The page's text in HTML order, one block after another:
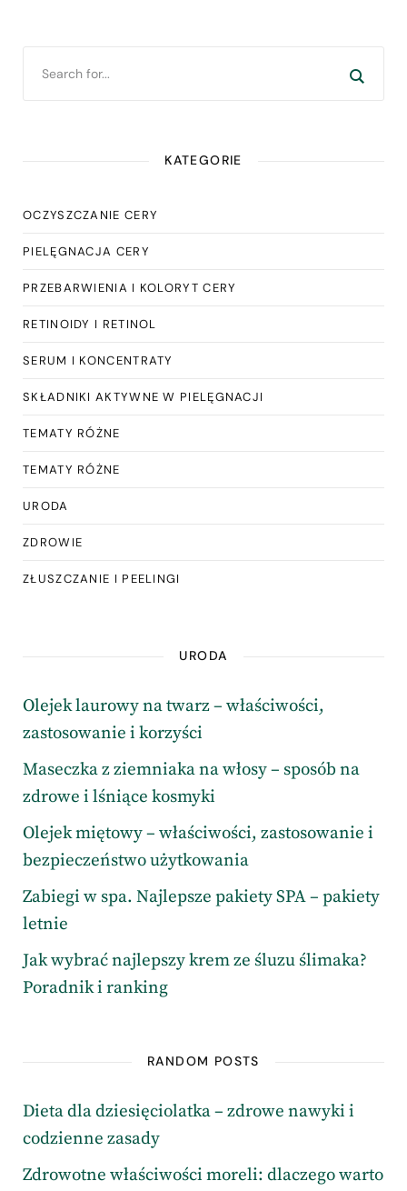
KATEGORIE
OCZYSZCZANIE CERY
PIELĘGNACJA CERY
PRZEBARWIENIA I KOLORYT CERY
RETINOIDY I RETINOL
SERUM I KONCENTRATY
SKŁADNIKI AKTYWNE W PIELĘGNACJI
TEMATY RÓŻNE
TEMATY RÓŻNE
URODA
ZDROWIE
ZŁUSZCZANIE I PEELINGI
URODA
Olejek laurowy na twarz – właściwości,
zastosowanie i korzyści
Maseczka z ziemniaka na włosy – sposób na
zdrowe i lśniące kosmyki
Olejek miętowy – właściwości, zastosowanie i
bezpieczeństwo użytkowania
Zabiegi w spa. Najlepsze pakiety SPA – pakiety
letnie
Jak wybrać najlepszy krem ze śluzu ślimaka?
Poradnik i ranking
RANDOM POSTS
Dieta dla dziesięciolatka – zdrowe nawyki i
codzienne zasady
Zdrowotne właściwości moreli: dlaczego warto